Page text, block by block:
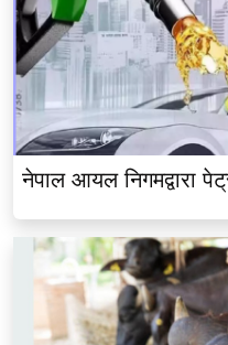
नेपाल आयल निगमद्वारा